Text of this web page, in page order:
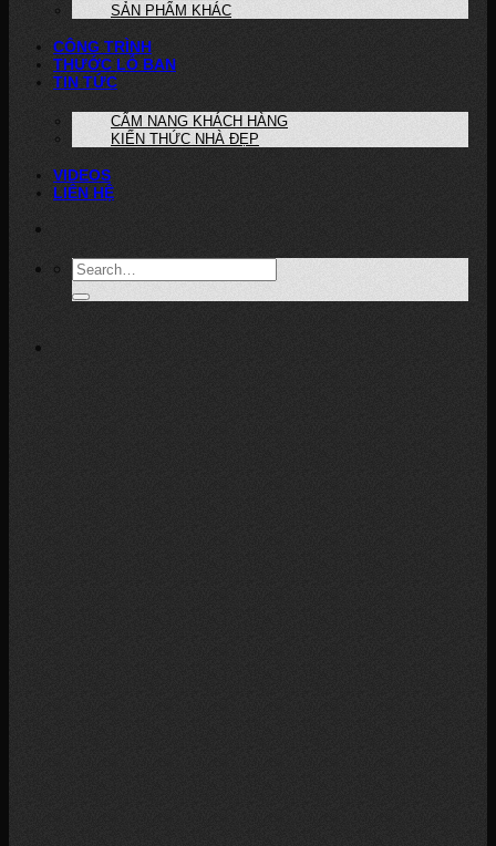
SẢN PHẨM KHÁC
CÔNG TRÌNH
THƯỚC LỖ BAN
TIN TỨC
CẨM NANG KHÁCH HÀNG
KIẾN THỨC NHÀ ĐẸP
VIDEOS
LIÊN HỆ